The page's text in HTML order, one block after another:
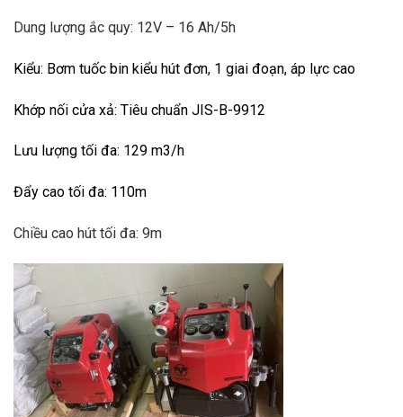
Dung lượng ắc quy: 12V – 16 Ah/5h
Kiểu: Bơm tuốc bin kiểu hút đơn, 1 giai đoạn, áp lực cao
Khớp nối cửa xả: Tiêu chuẩn JIS-B-9912
Lưu lượng tối đa: 129 m3/h
Đẩy cao tối đa: 110m
Chiều cao hút tối đa: 9m